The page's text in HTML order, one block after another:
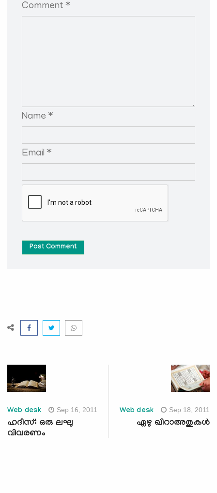
Comment *
Name *
Email *
Post Comment
Web desk Sep 16, 2011
ഹദീസ്: ഒരു ലഘു
വിവരണം
Web desk Sep 18, 2011
ഏഴു ഖിറാഅതുകള്‍